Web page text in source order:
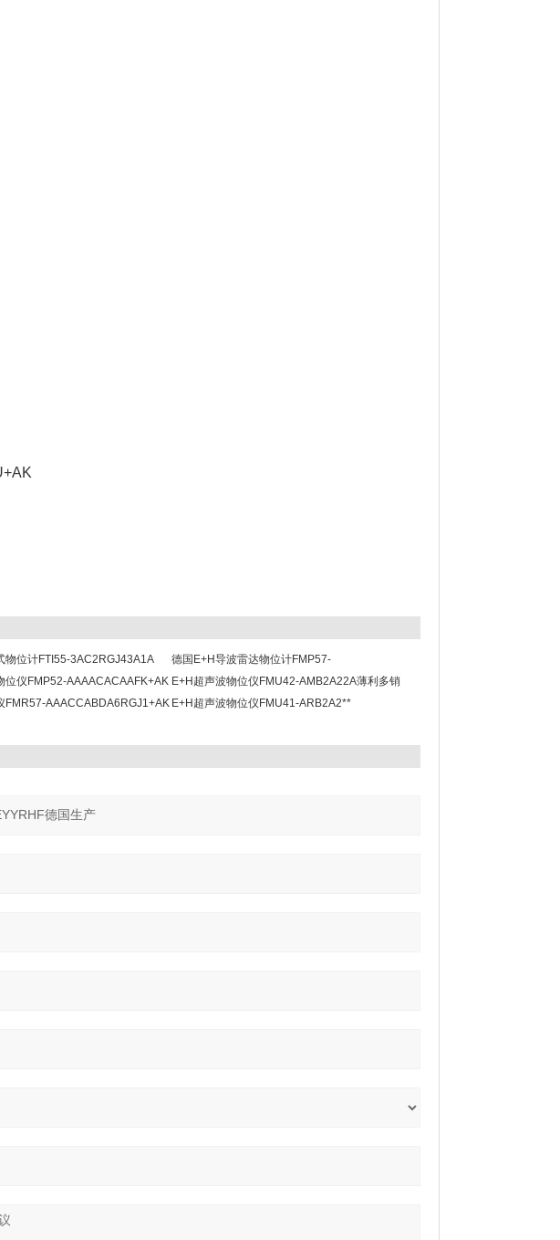
物位计FTI55-3AC2RGJ43A1A
德国E+H导波雷达物位计FMP57-
AAACCALCA4GG
位仪FMP52-AAAACACAAFK+AK E+H超声波物位仪FMU42-AMB2A22A薄利多销
FMR57-AAACCABDA6RGJ1+AK E+H超声波物位仪FMU41-ARB2A2**